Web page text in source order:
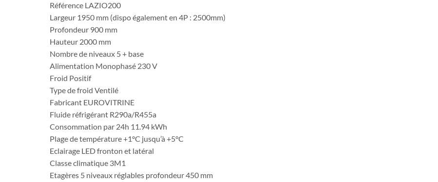
Référence LAZIO200
Largeur 1950 mm (dispo également en 4P : 2500mm)
Profondeur 900 mm
Hauteur 2000 mm
Nombre de niveaux 5 + base
Alimentation Monophasé 230 V
Froid Positif
Type de froid Ventilé
Fabricant EUROVITRINE
Fluide réfrigérant R290a/R455a
Consommation par 24h 11.94 kWh
Plage de température +1°C jusqu’à +5°C
Eclairage LED fronton et latéral
Classe climatique 3M1
Etagères 5 niveaux réglables profondeur 450 mm